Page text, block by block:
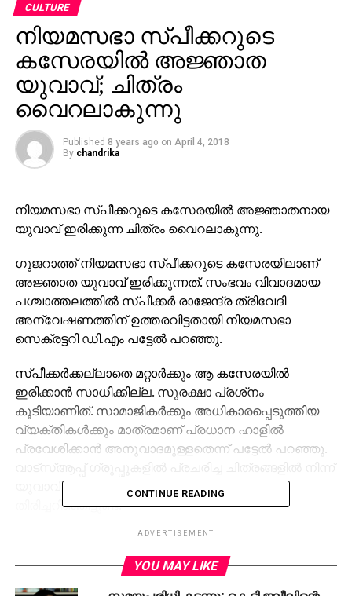
CULTURE
നിയമസഭാ സ്പീക്കറുടെ
കസേരയില്‍ അജ്ഞാത
യുവാവ്; ചിത്രം
വൈറലാകുന്നു
Published 8 years ago on April 4, 2018
By chandrika
നിയമസഭാ സ്പീക്കറുടെ കസേരയില്‍ അജ്ഞാതനായ
യുവാവ് ഇരിക്കുന്ന ചിത്രം വൈറലാകുന്നു.
ഗുജറാത്ത് നിയമസഭാ സ്പീക്കറുടെ കസേരയിലാണ്
അജ്ഞാത യുവാവ് ഇരിക്കുന്നത്. സംഭവം വിവാദമായ
പശ്ചാത്തലത്തില്‍ സ്പീക്കര്‍ രാജേന്ദ്ര ത്രിവേദി
അന്വേഷണത്തിന് ഉത്തരവിട്ടതായി നിയമസഭാ
സെക്രട്ടറി ഡി.എം പട്ടേല്‍ പറഞ്ഞു.
സ്പീക്കര്‍ക്കല്ലാതെ മറ്റാര്‍ക്കും ആ കസേരയില്‍
ഇരിക്കാന്‍ സാധിക്കില്ല. സുരക്ഷാ പ്രശ്‌നം
കൂടിയാണിത്. സാമാജികര്‍ക്കും അധികാരപ്പെടുത്തിയ
വ്യക്തികള്‍ക്കും മാത്രമാണ് പ്രധാന ഹാളില്‍
പ്രവേശിക്കാന്‍ അനുവാദമുള്ളതെന്ന് പട്ടേല്‍ പറഞ്ഞു.
യുവാവിന്റെ പേര് രാഹുല്‍ എന്നാണെന്ന്
തിരിച്ചറിഞ്ഞിട്ടുണ്ട്.
ഹാളില്‍ മറ്റാരുമില്ലാതിരുന്നപ്പോഴാണ് സ്പീക്കറുടെ
കസേരയില്‍ ഇരുന്നതെന്നും ഇതിന്റെ ചിത്രങ്ങള്‍
മറ്റാരെങ്കിലും പകര്‍ത്തുകയായിരുന്നുവെന്നുമാണ്
CONTINUE READING
ADVERTISEMENT
YOU MAY LIKE